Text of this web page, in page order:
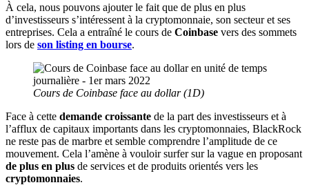
À cela, nous pouvons ajouter le fait que de plus en plus
d’investisseurs s’intéressent à la cryptomonnaie, son secteur et ses
entreprises. Cela a entraîné le cours de Coinbase vers des sommets
lors de son listing en bourse.
Cours de Coinbase face au dollar (1D)
Face à cette demande croissante de la part des investisseurs et à
l’afflux de capitaux importants dans les cryptomonnaies, BlackRock
ne reste pas de marbre et semble comprendre l’amplitude de ce
mouvement. Cela l’amène à vouloir surfer sur la vague en proposant
de plus en plus de services et de produits orientés vers les
cryptomonnaies.